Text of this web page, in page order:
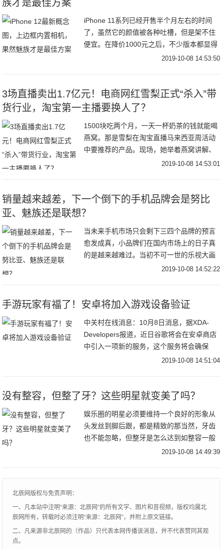
族才是最佳方案
iPhone 11系列已经开售半个月左右的时间
了，虽然它的颜值被各种吐槽，但是架不住
便宜。在降价1000元之后，不少版本都显得
有些公不应求。最近苹果也是非常高兴地加
2019-10-08 14:53:50
3场直播卖出1.7亿元！电商网红雪梨正式“杀入”带
货行业，淘宝第一主播要换人了？
1500块吃两个月，一天一杯奶茶的钱就能喝
燕窝。那是雪梨在淘宝直播马来西亚周活动
中要推荐的产品。现场，她举着燕窝讲解、
播放视频资料、还进行了试吃，最终成交达
2019-10-08 14:53:01
销量越来越差，下一个倒下的手机品牌会是努比
亚、魅族还是联想？
当未来手机市场只会剩下三四个品牌的预言
愈发成真，小品牌们在国内市场上的日子真
的是越来越难过。当初不可一世的乐视大画
生态大饼，但是资金链的断裂直接让乐视万
2019-10-08 14:52:22
手游玩家有福了！安卓将加入游戏设备验证
中关村在线消息：10月8日消息，据XDA-
Developers报道，近日谷歌将会在安卓商店
中引入一项新的服务，这个服务将会确保
Android具有足够的性能以支持AAA游戏。显
2019-10-08 14:51:04
没有整容，但整了牙？这些明星就变美了吗？
娱乐圈的明星必须要维持一个良好的形象从
头发丝到脚后跟，都是精致的那当然，牙齿
也不能忽略，但整牙是怎么达到如整容一般
的效果呢？——————————小S，以
2019-10-08 14:49:39
北辰网版权与免责声明：
一、凡本站中注明“来源：北辰网”的所有文字、图片和音视频，版权均属北
辰网所有，转载时必须注明“来源：北辰网”，并附上原文链接。
二、凡来源非北辰网的（作品）只代表本网传播该消息，并不代表赞同其观
点。